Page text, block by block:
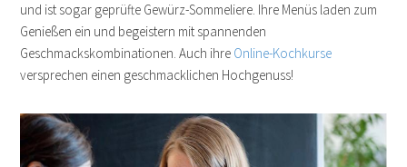
und ist sogar geprüfte Gewürz-Sommeliere. Ihre Menüs laden zum
Genießen ein und begeistern mit spannenden
Geschmackskombinationen. Auch ihre Online-Kochkurse
versprechen einen geschmacklichen Hochgenuss!